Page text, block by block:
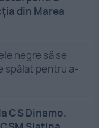
din Marea
negre să se
spălat pentru a-
CS Dinamo.